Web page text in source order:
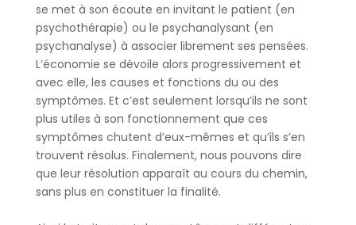
se met à son écoute en invitant le patient (en
psychothérapie) ou le psychanalysant (en
psychanalyse) à associer librement ses pensées.
L’économie se dévoile alors progressivement et
avec elle, les causes et fonctions du ou des
symptômes. Et c’est seulement lorsqu’ils ne sont
plus utiles à son fonctionnement que ces
symptômes chutent d’eux-mêmes et qu’ils s’en
trouvent résolus. Finalement, nous pouvons dire
que leur résolution apparaît au cours du chemin,
sans plus en constituer la finalité.